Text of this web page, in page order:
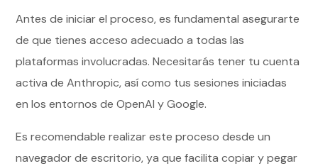
Antes de iniciar el proceso, es fundamental asegurarte
de que tienes acceso adecuado a todas las
plataformas involucradas. Necesitarás tener tu cuenta
activa de Anthropic, así como tus sesiones iniciadas
en los entornos de OpenAI y Google.
Es recomendable realizar este proceso desde un
navegador de escritorio, ya que facilita copiar y pegar